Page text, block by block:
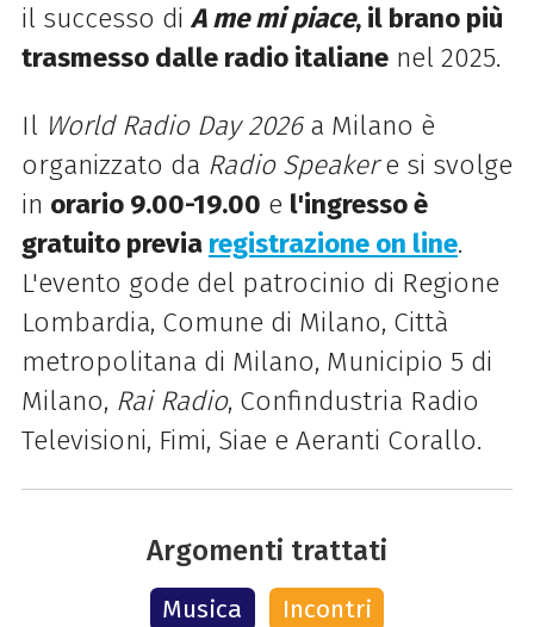
il successo di A me mi piace, il brano più
trasmesso dalle radio italianenel 2025.
Il World Radio Day 2026 a Milano è
organizzato da Radio Speakere si svolge
in orario 9.00-19.00 e l'ingresso è
gratuito previa registrazione on line.
L'evento gode del patrocinio di Regione
Lombardia, Comune di Milano, Città
metropolitana di Milano, Municipio 5 di
Milano, Rai Radio, Confindustria Radio
Televisioni, Fimi, Siae e Aeranti Corallo.
Argomenti trattati
Musica Incontri